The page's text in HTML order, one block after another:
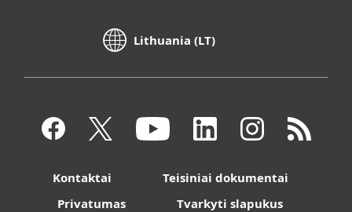
Lithuania (LT)
Kontaktai
Teisiniai dokumentai
Privatumas
Tvarkyti slapukus